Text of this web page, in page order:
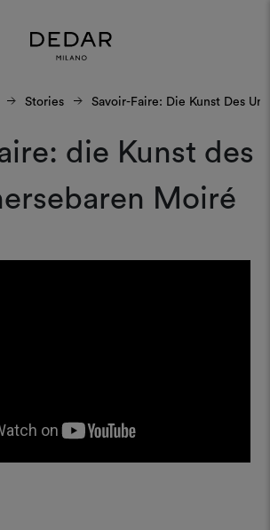
Stories Savoir-Faire: Die Kunst Des
die Kunst des
Moiré